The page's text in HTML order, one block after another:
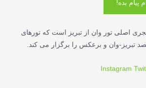
پیام بده!
اصلی تور وان از تبریز است که تورهای
تبریز-وان و برعکس را برگزار می کند.
Instagram